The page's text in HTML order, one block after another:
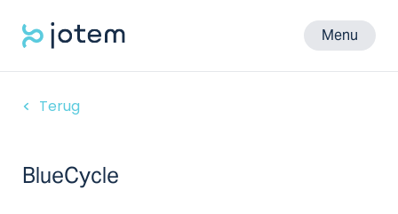
Menu
Terug
BlueCycle